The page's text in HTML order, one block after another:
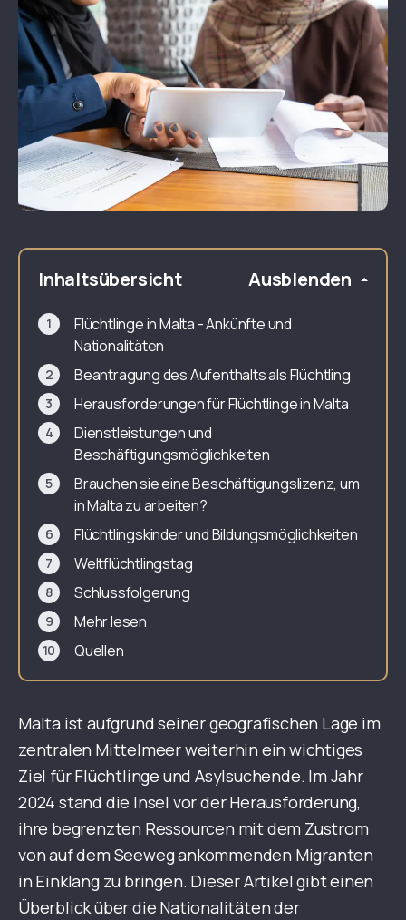
Inhaltsübersicht Ausblenden
Flüchtlinge in Malta - Ankünfte und
Nationalitäten
Beantragung des Aufenthalts als Flüchtling
Herausforderungen für Flüchtlinge in Malta
Dienstleistungen und
Beschäftigungsmöglichkeiten
Brauchen sie eine Beschäftigungslizenz, um
in Malta zu arbeiten?
Flüchtlingskinder und Bildungsmöglichkeiten
Weltflüchtlingstag
Schlussfolgerung
Mehr lesen
Quellen
Malta ist aufgrund seiner geografischen Lage im
zentralen Mittelmeer weiterhin ein wichtiges
Ziel für Flüchtlinge und Asylsuchende. Im Jahr
2024 stand die Insel vor der Herausforderung,
ihre begrenzten Ressourcen mit dem Zustrom
von auf dem Seeweg ankommenden Migranten
in Einklang zu bringen. Dieser Artikel gibt einen
Überblick über die Nationalitäten der